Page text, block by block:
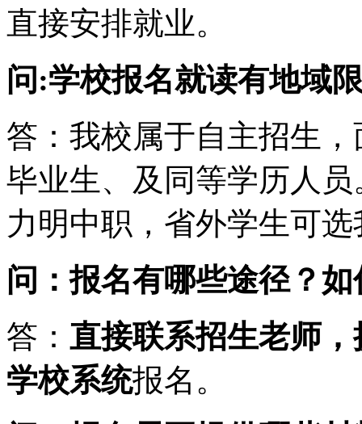
直接安排就业。
问:学校报名就读有地域
答：我校属于自主招生
毕业生、及同等学历人
力明中职，省外学生可
问：报名有哪些途径？
答： 直接联系招生老师
学校系统报名。